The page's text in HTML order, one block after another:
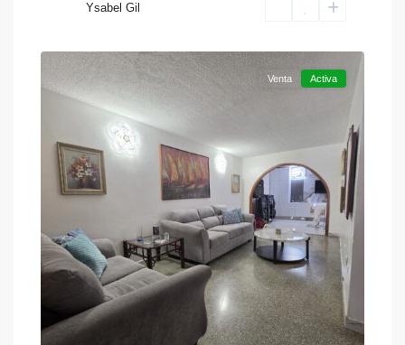
Ysabel Gil
Venta Activa